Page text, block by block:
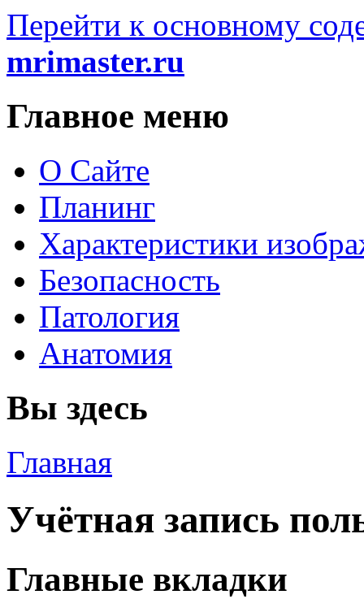
Перейти к основному
mrimaster.ru
Главное меню
О Сайте
Планинг
Характеристики
Безопасность
Патология
Анатомия
Вы здесь
Главная
Учётная запись
Главные вкладки